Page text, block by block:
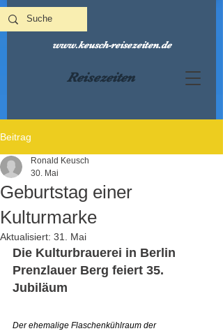
Reisezeiten
www.keusch-reisezeiten.de
Beitrag
Geburtstag einer
Kulturmarke
Ronald Keusch
30. Mai
Aktualisiert: 31. Mai
Die Kulturbrauerei in Berlin
Prenzlauer Berg feiert 35.
Jubiläum
Der ehemalige Flaschenkühlraum der